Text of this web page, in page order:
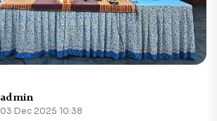
admin
03 Dec 2025 10:38